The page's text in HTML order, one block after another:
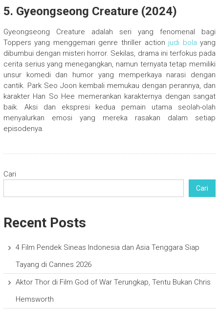
5. Gyeongseong Creature (2024)
Gyeongseong Creature adalah seri yang fenomenal bagi
Toppers yang menggemari genre thriller action judi bola yang
dibumbui dengan misteri horror. Sekilas, drama ini terfokus pada
cerita serius yang menegangkan, namun ternyata tetap memiliki
unsur komedi dan humor yang memperkaya narasi dengan
cantik. Park Seo Joon kembali memukau dengan perannya, dan
karakter Han So Hee memerankan karakternya dengan sangat
baik. Aksi dan ekspresi kedua pemain utama seolah-olah
menyalurkan emosi yang mereka rasakan dalam setiap
episodenya.
Cari
Cari
Recent Posts
4 Film Pendek Sineas Indonesia dan Asia Tenggara Siap
Tayang di Cannes 2026
Aktor Thor di Film God of War Terungkap, Tentu Bukan Chris
Hemsworth